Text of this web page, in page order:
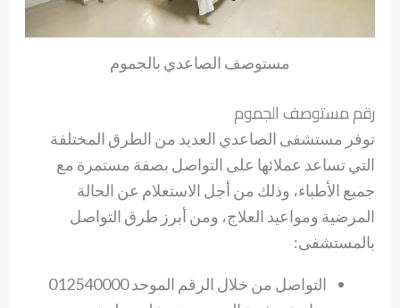
مستوصف الصاعدي بالجموم
رقم مستوصف الجموم
توفر مستشفى الصاعدي العديد من الطرق المختلفة
التي تساعد عملائها على التواصل بصفة مستمرة مع
جميع الأطباء، وذلك من أجل الاستعلام عن الحالة
المرضية ومواعيد العلاج، ومن أبرز طرق التواصل
بالمستشفى:
التواصل من خلال الرقم الموحد 012540000